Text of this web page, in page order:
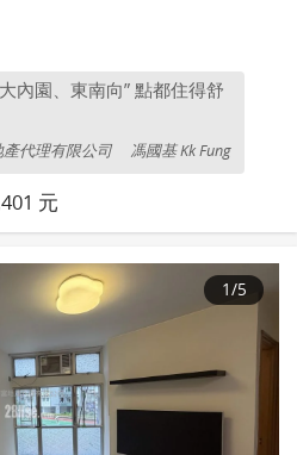
內園、東南向” 點都住得舒
產代理有限公司 馮國基 Kk Fung
元
1/5